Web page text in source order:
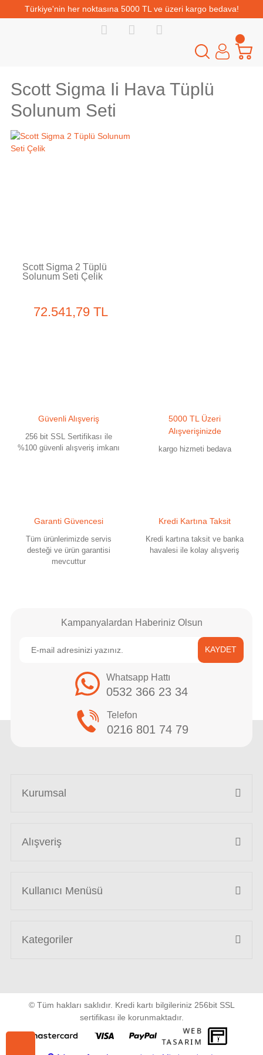
Türkiye'nin her noktasına 5000 TL ve üzeri kargo bedava!
Scott Sigma Ii Hava Tüplü
Solunum Seti
Scott Sigma 2 Tüplü
Solunum Seti Çelik
72.541,79 TL
Güvenli Alışveriş
256 bit SSL Sertifikası ile
%100 güvenli alışveriş imkanı
5000 TL Üzeri
Alışverişinizde
kargo hizmeti bedava
Garanti Güvencesi
Tüm ürünlerimizde servis
desteği ve ürün garantisi
mevcuttur
Kredi Kartına Taksit
Kredi kartına taksit ve banka
havalesi ile kolay alışveriş
Kampanyalardan Haberiniz Olsun
KAYDET
Whatsapp Hattı
0532 366 23 34
Telefon
0216 801 74 79
Kurumsal
Alışveriş
Kullanıcı Menüsü
Kategoriler
© Tüm hakları saklıdır. Kredi kartı bilgileriniz 256bit SSL
sertifikası ile korunmaktadır.
WEB
TASARIM